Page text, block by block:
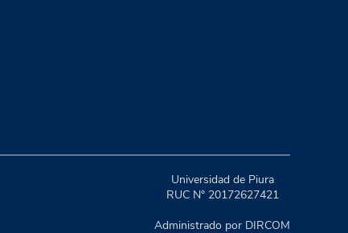
Universidad de Piura
RUC N° 20172627421
Administrado por DIRCOM